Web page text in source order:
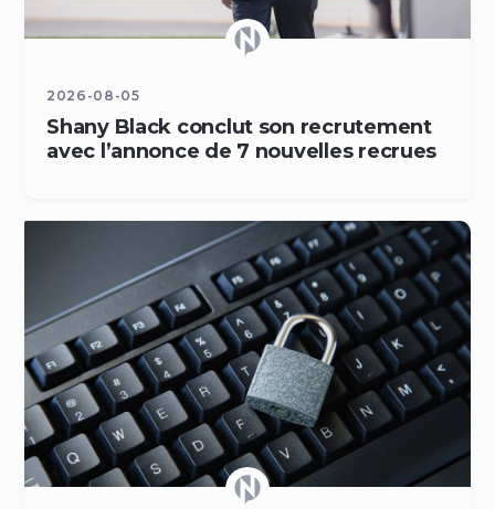
2026-08-05
Shany Black conclut son recrutement
avec l’annonce de 7 nouvelles recrues